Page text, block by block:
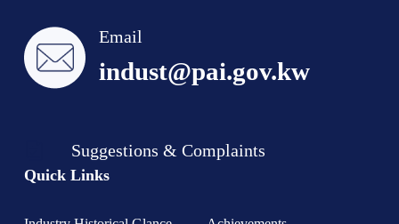
Email
indust@pai.gov.kw
Suggestions & Complaints
Quick Links